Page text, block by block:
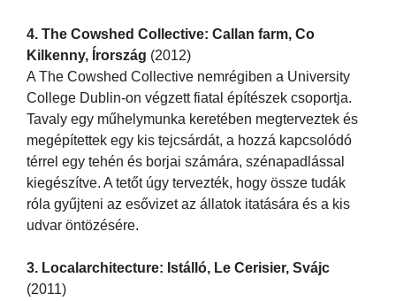
4. The Cowshed Collective: Callan farm, Co
Kilkenny, Írország (2012)
A The Cowshed Collective nemrégiben a University
College Dublin-on végzett fiatal építészek csoportja.
Tavaly egy műhelymunka keretében megterveztek és
megépítettek egy kis tejcsárdát, a hozzá kapcsolódó
térrel egy tehén és borjai számára, szénapadlással
kiegészítve. A tetőt úgy tervezték, hogy össze tudák
róla gyűjteni az esővizet az állatok itatására és a kis
udvar öntözésére.
3. Localarchitecture: Istálló, Le Cerisier, Svájc
(2011)